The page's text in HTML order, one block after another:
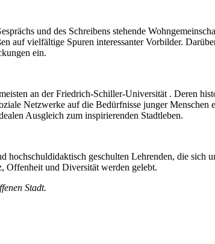
und des Schreibens stehende
auf vielfältige Spuren interessanter Vorbilder.
ein.
an der Friedrich-Schiller-Universität . Deren
Netzwerke auf die Bedürfnisse junger Menschen
Ausgleich zum inspirierenden Stadtleben.
geschulten Lehrenden, die sich
Offenheit und Diversität werden gelebt.
Stadt.